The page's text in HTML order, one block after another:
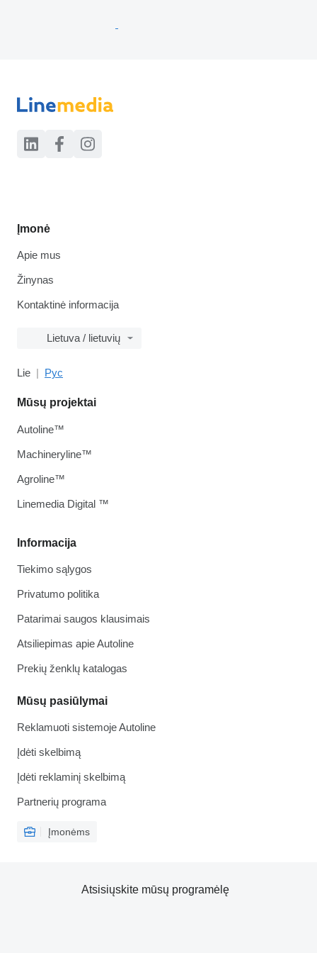
Įmonė
Apie mus
Žinynas
Kontaktinė informacija
Lietuva / lietuvių
Lie Рус
Informacija
Tiekimo sąlygos
Privatumo politika
Patarimai saugos klausimais
Atsiliepimas apie Autoline
Prekių ženklų katalogas
Mūsų pasiūlymai
Reklamuoti sistemoje Autoline
Įdėti skelbimą
Įdėti reklaminį skelbimą
Partnerių programa
Įmonėms
Mūsų projektai
Autoline™
Machineryline™
Agroline™
Linemedia Digital ™
Atsisiųskite mūsų programėlę